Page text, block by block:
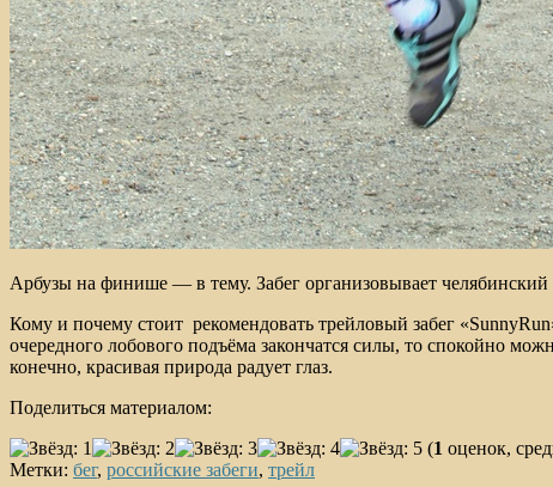
Арбузы на финише — в тему. Забег организовывает
Кому и почему стоит рекомендовать трейловый забег
очередного лобового подъёма закончатся силы, то спокойно
конечно, красивая природа радует глаз.
Поделиться материалом:
(1 оценок,
Метки: бег, российские забеги, трейл